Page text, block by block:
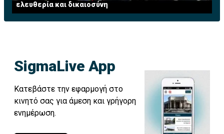
ελευθερία και δικαιοσύνη
SigmaLive App
Κατεβάστε την εφαρμογή στο
κινητό σας για άμεση και γρήγορη
ενημέρωση.